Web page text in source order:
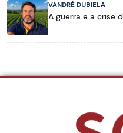
VANDRÉ DUBIELA
A guerra e a crise